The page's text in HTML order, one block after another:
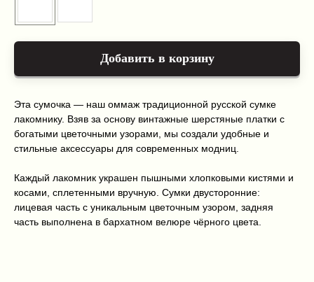
Добавить в корзину
Эта сумочка — наш оммаж традиционной русской сумке
лакомнику. Взяв за основу винтажные шерстяные платки с
богатыми цветочными узорами, мы создали удобные и
стильные аксессуары для современных модниц.
Каждый лакомник украшен пышными хлопковыми кистями и
косами, сплетенными вручную. Сумки двусторонние:
лицевая часть с уникальным цветочным узором, задняя
часть выполнена в бархатном велюре чёрного цвета.
О нас
Design by 456 Studio
+7 999 216 91 51
kiriclanspb@gmail.com
Оплата и доставка